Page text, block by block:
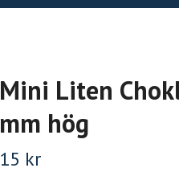
Mini Liten
mm hög
15 kr